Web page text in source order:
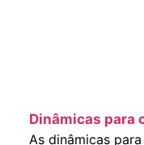
Dinâmicas para
As dinâmicas